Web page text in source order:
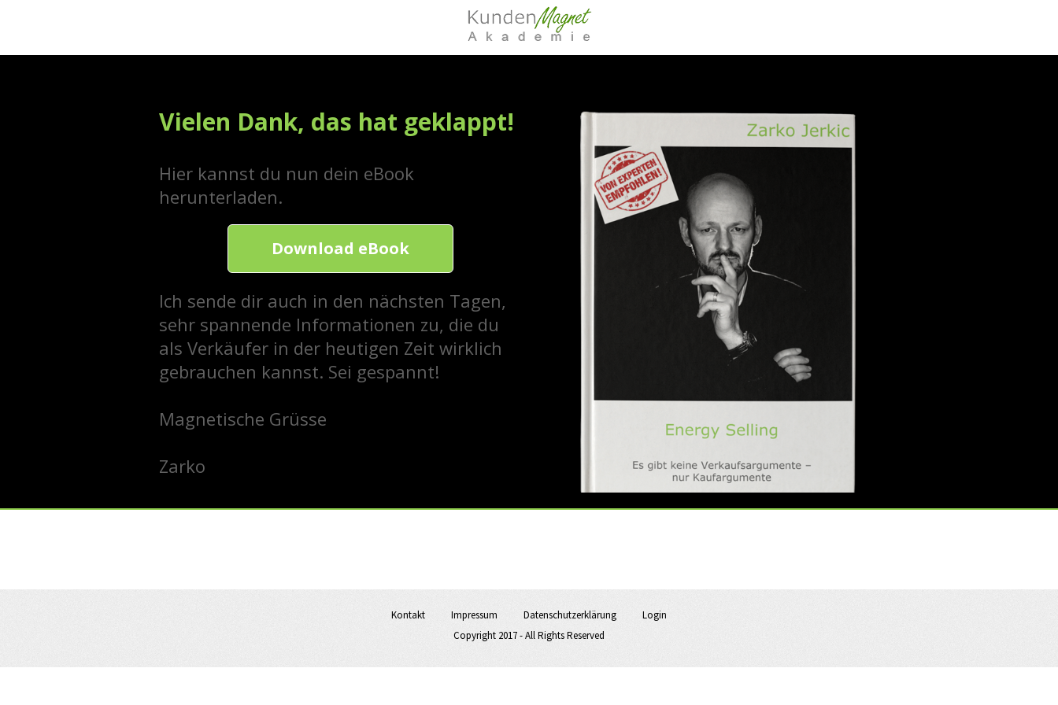
Vielen Dank, das hat geklappt!
Hier kannst du nun dein eBook
herunterladen.
Download eBook
Ich sende dir auch in den nächsten Tagen,
sehr spannende Informationen zu, die du
als Verkäufer in der heutigen Zeit wirklich
gebrauchen kannst. Sei gespannt!
Magnetische Grüsse
Zarko
Kontakt Impressum Datenschutzerklärung
Login
Copyright 2017 - All Rights Reserved